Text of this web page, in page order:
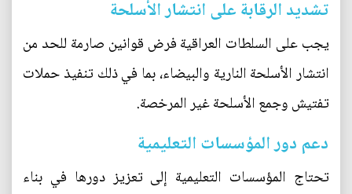
تشديد الرقابة على انتشار الأسلحة
يجب على السلطات العراقية فرض قوانين صارمة للحد من
انتشار الأسلحة النارية والبيضاء، بما في ذلك تنفيذ حملات
تفتيش وجمع الأسلحة غير المرخصة.
دعم دور المؤسسات التعليمية
تحتاج المؤسسات التعليمية إلى تعزيز دورها في بناء